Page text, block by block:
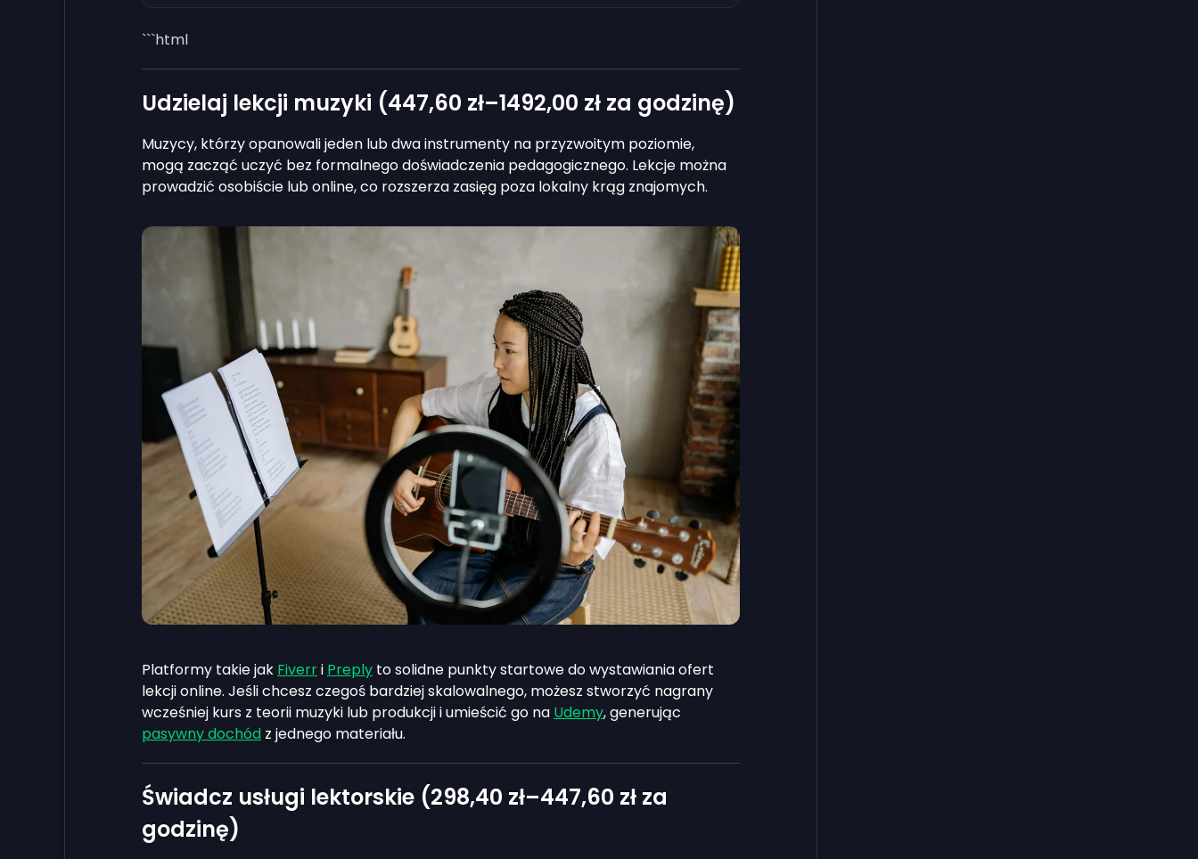
```html
Udzielaj lekcji muzyki (447,60 zł–1492,00 zł za godzinę)
Muzycy, którzy opanowali jeden lub dwa instrumenty na przyzwoitym poziomie,
mogą zacząć uczyć bez formalnego doświadczenia pedagogicznego. Lekcje można
prowadzić osobiście lub online, co rozszerza zasięg poza lokalny krąg znajomych.
Platformy takie jak Fiverri Preply to solidne punkty startowe do wystawiania ofert
lekcji online. Jeśli chcesz czegoś bardziej skalowalnego, możesz stworzyć nagrany
wcześniej kurs z teorii muzyki lub produkcji i umieścić go na Udemy, generując
pasywny dochód z jednego materiału.
Świadcz usługi lektorskie (298,40 zł–447,60 zł za
godzinę)